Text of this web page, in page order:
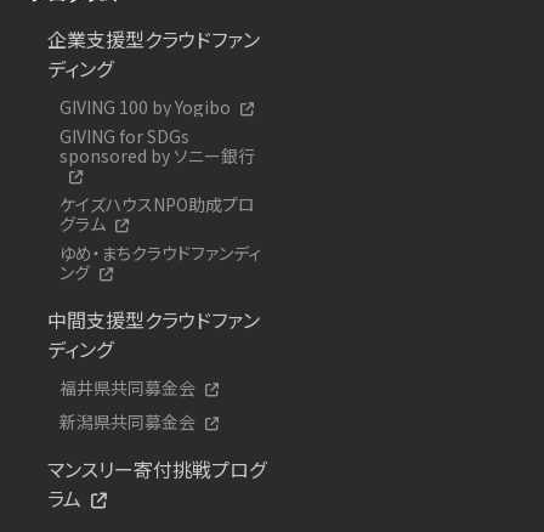
企業支援型クラウドファン
ディング
GIVING 100 by Yogibo
GIVING for SDGs
sponsored by ソニー銀行
ケイズハウスNPO助成プロ
グラム
ゆめ・まちクラウドファンディ
ング
中間支援型クラウドファン
ディング
福井県共同募金会
新潟県共同募金会
マンスリー寄付挑戦プログ
ラム